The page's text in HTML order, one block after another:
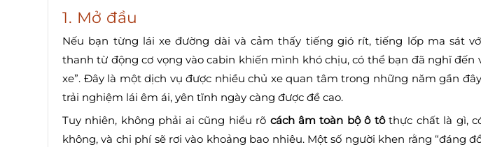
1. Mở đầu
Nếu bạn từng lái xe đường dài và cảm thấy tiếng gió rít, tiếng lốp ma sát
thanh từ động cơ vọng vào cabin khiến mình khó chịu, có thể bạn đã nghĩ đến
xe”. Đây là một dịch vụ được nhiều chủ xe quan tâm trong những năm gần
trải nghiệm lái êm ái, yên tĩnh ngày càng được đề cao.
Tuy nhiên, không phải ai cũng hiểu rõ cách âm toàn bộ ô tôthực chất là gì,
không, và chi phí sẽ rơi vào khoảng bao nhiêu. Một số người khen rằng “đáng